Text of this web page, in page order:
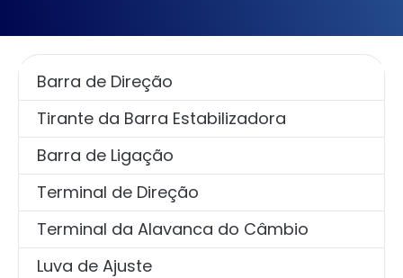
Barra de Direção
Tirante da Barra Estabilizadora
Barra de Ligação
Terminal de Direção
Terminal da Alavanca do Câmbio
Luva de Ajuste